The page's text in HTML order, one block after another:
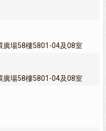
廣場58樓5801-04及08室
廣場58樓5801-04及08室